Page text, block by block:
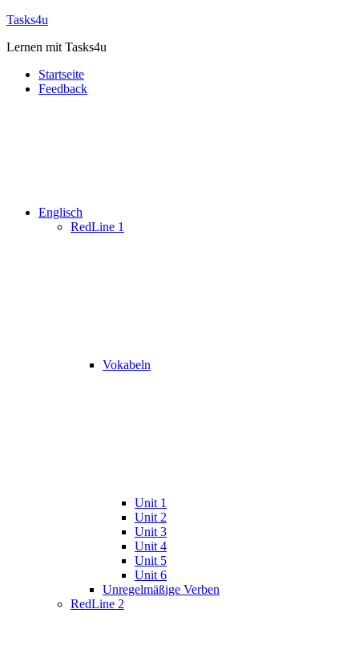
Zum
springen
Tasks4u
Lernen mit Tasks4u
Startseite
Feedback
Englisch
RedLine 1
Vokabeln
Unit 1
Unit 2
Unit 3
Unit 4
Unit 5
Unit 6
Unregelmäßige Verben
RedLine 2